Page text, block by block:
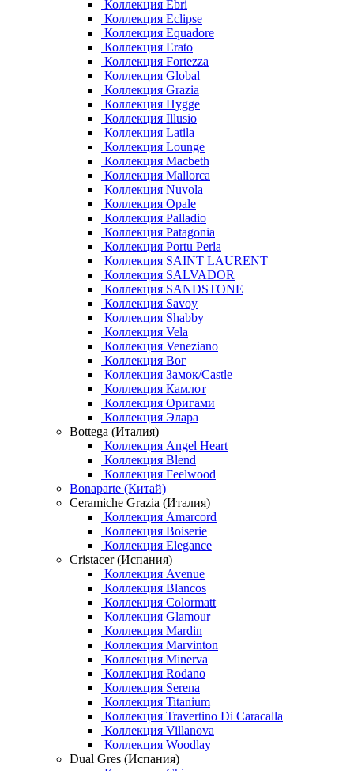
Коллекция Ebri
Коллекция Eclipse
Коллекция Equadore
Коллекция Erato
Коллекция Fortezza
Коллекция Global
Коллекция Grazia
Коллекция Hygge
Коллекция Illusio
Коллекция Latila
Коллекция Lounge
Коллекция Macbeth
Коллекция Mallorca
Коллекция Nuvola
Коллекция Opale
Коллекция Palladio
Коллекция Patagonia
Коллекция Portu Perla
Коллекция SAINT LAURENT
Коллекция SALVADOR
Коллекция SANDSTONE
Коллекция Savoy
Коллекция Shabby
Коллекция Vela
Коллекция Veneziano
Коллекция Вог
Коллекция Замок/Castle
Коллекция Камлот
Коллекция Оригами
Коллекция Элара
Bottega (Италия)
Коллекция Angel Heart
Коллекция Blend
Коллекция Feelwood
Bonaparte (Китай)
Ceramiche Grazia (Италия)
Коллекция Amarcord
Коллекция Boiserie
Коллекция Elegance
Cristacer (Испания)
Коллекция Avenue
Коллекция Blancos
Коллекция Colormatt
Коллекция Glamour
Коллекция Mardin
Коллекция Marvinton
Коллекция Minerva
Коллекция Rodano
Коллекция Serena
Коллекция Titanium
Коллекция Travertino Di Caracalla
Коллекция Villanova
Коллекция Woodlay
Dual Gres (Испания)